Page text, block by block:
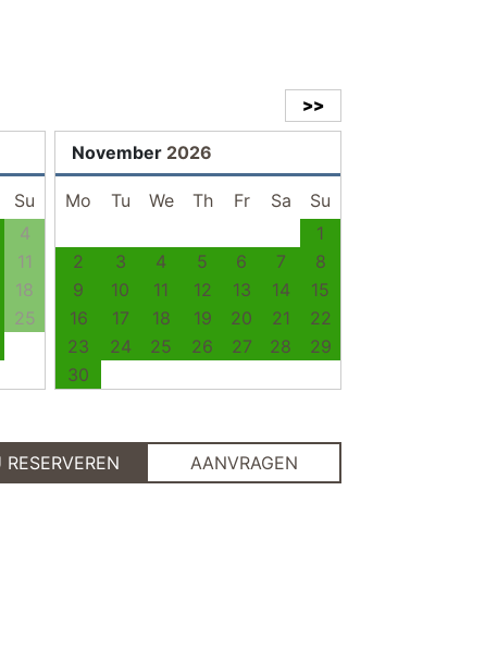
>>
Su
4
11
18
25
November 2026
Mo Tu We Th Fr Sa
Su
1
2
3 4 5 6 7
8
9
10 11 12 13 14
15
16
17 18 19 20 21
22
23
24 25 26 27 28
29
30
RESERVEREN AANVRAGEN